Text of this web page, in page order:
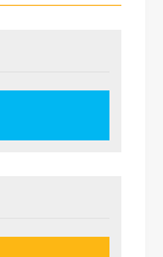
i dva
i sofa na